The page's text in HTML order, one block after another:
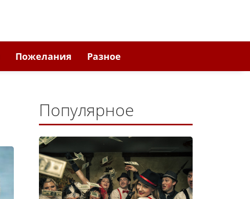
Пожелания Разное
Популярное